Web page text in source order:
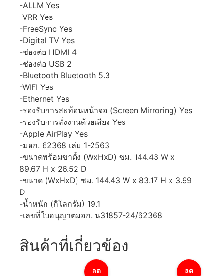
-ALLM Yes
-VRR Yes
-FreeSync Yes
-Digital TV Yes
-ช่องต่อ HDMI 4
-ช่องต่อ USB 2
-Bluetooth Bluetooth 5.3
-WIFI Yes
-Ethernet Yes
-รองรับการสะท้อนหน้าจอ (Screen Mirroring) Yes
-รองรับการสั่งงานด้วยเสียง Yes
-Apple AirPlay Yes
-มอก. 62368 เล่ม 1-2563
-ขนาดพร้อมขาตั้ง (WxHxD) ซม. 144.43 W x
89.67 H x 26.52 D
-ขนาด (WxHxD) ซม. 144.43 W x 83.17 H x 3.99
D
-น้ำหนัก (กิโลกรัม) 19.1
-เลขที่ใบอนุญาตมอก. น31857-24/62368
สินค้าที่เกี่ยวข้อง
ลด ลด